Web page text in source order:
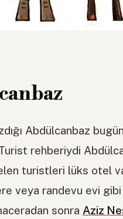
Abdülcanbaz
rehberiydi
turistleri lüks otel
veya randevu evi
sonra Aziz